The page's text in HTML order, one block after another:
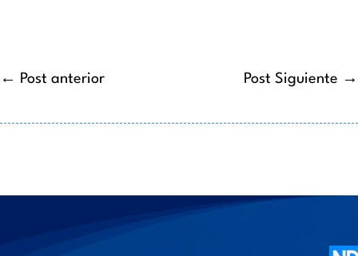
← Post anterior Post Siguiente →